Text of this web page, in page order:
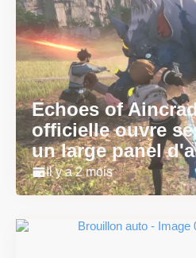
Echoes of
officielle ouvre
un large panel
Il y a 2 mois